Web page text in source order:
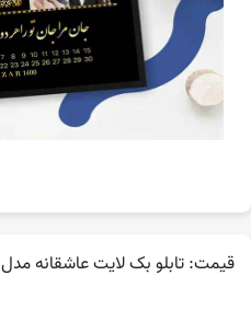
قیمت: تابلو بک لایت عاشقانه مدل 12